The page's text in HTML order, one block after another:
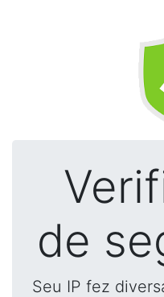
de
Seu IP fez